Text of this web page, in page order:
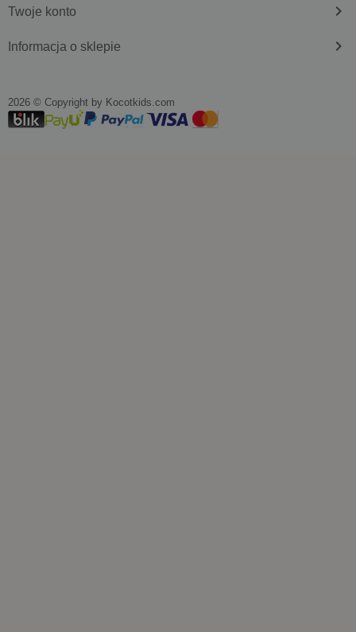
Twoje konto keyboard_arrow_right
Informacja o sklepie keyboard_arrow_right
2026 © Copyright by kocotkids.com